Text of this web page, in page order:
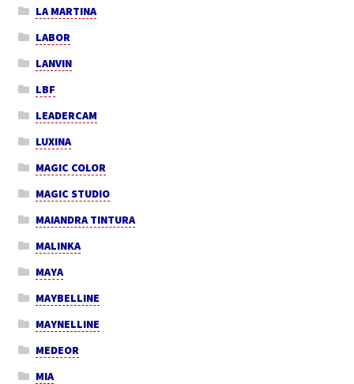
LA MARTINA
LABOR
LANVIN
LBF
LEADERCAM
LUXINA
MAGIC COLOR
MAGIC STUDIO
MAIANDRA TINTURA
MALINKA
MAYA
MAYBELLINE
MAYNELLINE
MEDEOR
MIA